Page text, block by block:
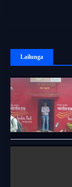
Lailunga